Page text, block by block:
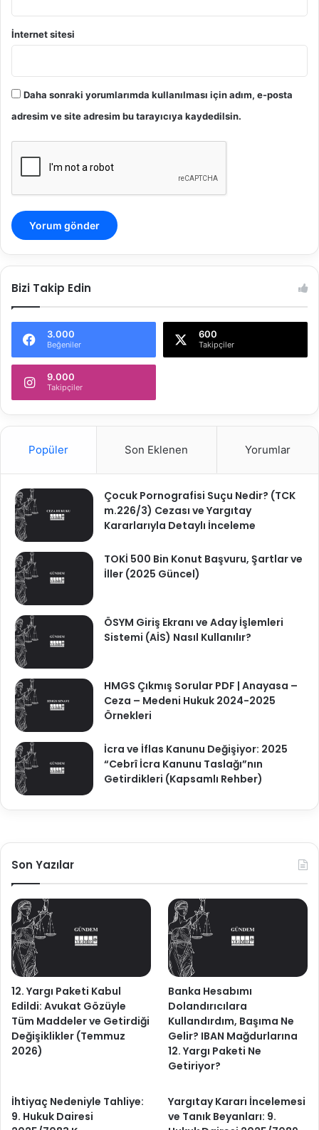
İnternet sitesi
Daha sonraki yorumlarımda kullanılması için adım, e-posta
adresim ve site adresim bu tarayıcıya kaydedilsin.
Bizi Takip Edin
3.000
Beğeniler
600
Takipçiler
9.000
Takipçiler
Popüler Son Eklenen Yorumlar
Çocuk Pornografisi Suçu Nedir? (TCK
m.226/3) Cezası ve Yargıtay
Kararlarıyla Detaylı İnceleme
TOKİ 500 Bin Konut Başvuru, Şartlar ve
İller (2025 Güncel)
ÖSYM Giriş Ekranı ve Aday İşlemleri
Sistemi (AİS) Nasıl Kullanılır?
HMGS Çıkmış Sorular PDF | Anayasa –
Ceza – Medeni Hukuk 2024-2025
Örnekleri
İcra ve İflas Kanunu Değişiyor: 2025
“Cebrî İcra Kanunu Taslağı”nın
Getirdikleri (Kapsamlı Rehber)
Son Yazılar
12. Yargı Paketi Kabul
Edildi: Avukat Gözüyle
Tüm Maddeler ve Getirdiği
Değişiklikler (Temmuz
2026)
Banka Hesabımı
Dolandırıcılara
Kullandırdım, Başıma Ne
Gelir? IBAN Mağdurlarına
12. Yargı Paketi Ne
Getiriyor?
İhtiyaç Nedeniyle Tahliye:
9. Hukuk Dairesi
Yargıtay Kararı İncelemesi
ve Tanık Beyanları: 9.